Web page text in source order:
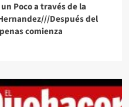
Poco a través de la
Después del
comienza